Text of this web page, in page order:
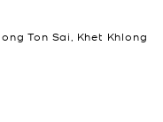
Ton Sai, Khet Khlong